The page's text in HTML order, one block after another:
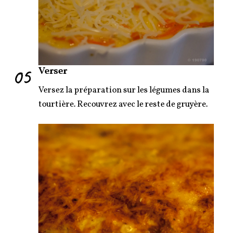
05 Verser
Versez la préparation sur les légumes dans la
tourtière. Recouvrez avec le reste de gruyère.